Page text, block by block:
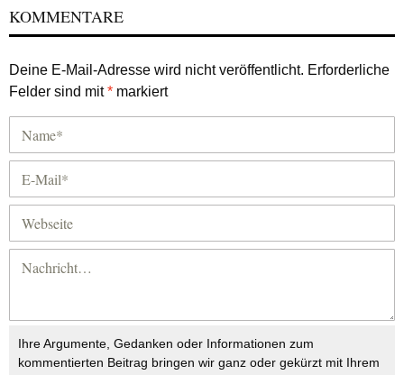
KOMMENTARE
Deine E-Mail-Adresse wird nicht veröffentlicht. Erforderliche
Felder sind mit* markiert
Ihre Argumente, Gedanken oder Informationen zum
kommentierten Beitrag bringen wir ganz oder gekürzt mit Ihrem